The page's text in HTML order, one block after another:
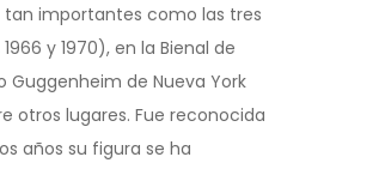
tan importantes como las tres
y 1970), en la Bienal de
Guggenheim de Nueva York
otros lugares. Fue reconocida
años su figura se ha